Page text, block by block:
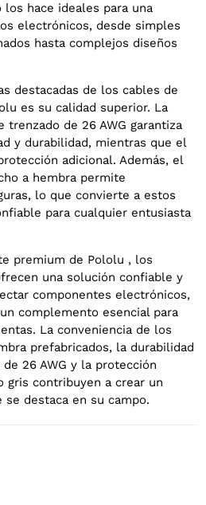
hace ideales para una
electrónicos, desde simples
hasta complejos diseños
destacadas de los cables de
es su calidad superior. La
de 26 AWG garantiza
y durabilidad, mientras que el
adicional. Además, el
a hembra permite
lo que convierte a estos
para cualquier entusiasta
premium de Pololu , los
una solución confiable y
componentes electrónicos,
complemento esencial para
La conveniencia de los
prefabricados, la durabilidad
26 AWG y la protección
gris contribuyen a crear un
destaca en su campo.